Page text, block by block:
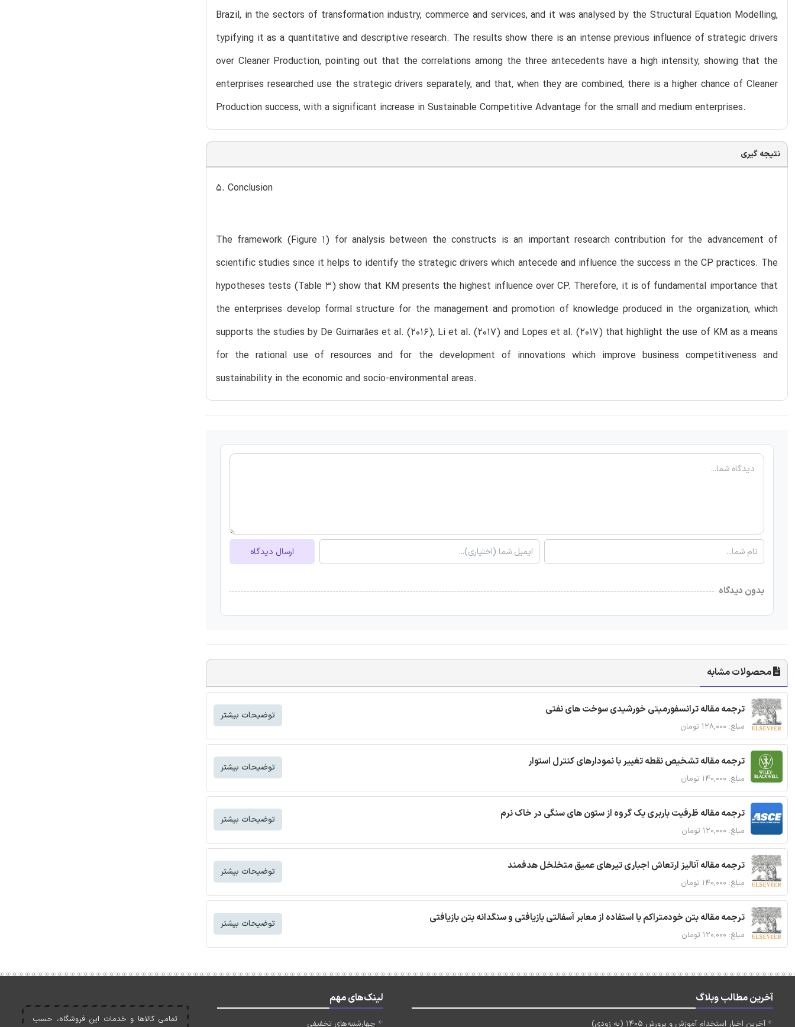
Brazil, in the sectors of transformation industry, commerce and services, and it was analysed by the Structural Equation Modelling,
typifying it as a quantitative and descriptive research. The results show there is an intense previous influence of strategic drivers
over Cleaner Production, pointing out that the correlations among the three antecedents have a high intensity, showing that the
enterprises researched use the strategic drivers separately, and that, when they are combined, there is a higher chance of Cleaner
Production success, with a significant increase in Sustainable Competitive Advantage for the small and medium enterprises.
نتیجه گیری
5. Conclusion
The framework (Figure 1) for analysis between the constructs is an important research contribution for the advancement of
scientific studies since it helps to identify the strategic drivers which antecede and influence the success in the CP practices. The
hypotheses tests (Table 3) show that KM presents the highest influence over CP. Therefore, it is of fundamental importance that
the enterprises develop formal structure for the management and promotion of knowledge produced in the organization, which
supports the studies by De Guimarães et al. (2016), Li et al. (2017) and Lopes et al. (2017) that highlight the use of KM as a means
for the rational use of resources and for the development of innovations which improve business competitiveness and
sustainability in the economic and socio-environmental areas.
ارسال دیدگاه
بدون دیدگاه
محصولات مشابه
ترجمه مقاله ترانسفورمیتی خورشیدی سوخت های نفتی
مبلغ: ۱۲۸,۰۰۰ تومان
توضیحات بیشتر
ترجمه مقاله تشخیص نقطه تغییر با نمودارهای کنترل استوار
مبلغ: ۱۴۰,۰۰۰ تومان
توضیحات بیشتر
ترجمه مقاله ظرفیت باربری یک گروه از ستون های سنگی در خاک نرم
مبلغ: ۱۲۰,۰۰۰ تومان
توضیحات بیشتر
ترجمه مقاله آنالیز ارتعاش اجباری تیرهای عمیق متخلخل هدفمند
مبلغ: ۱۴۰,۰۰۰ تومان
توضیحات بیشتر
ترجمه مقاله بتن خودمتراکم با استفاده از معابر آسفالتی بازیافتی و سنگدانه بتن بازیافتی
مبلغ: ۱۲۰,۰۰۰ تومان
توضیحات بیشتر
آخرین مطالب وبلاگ
آخرین اخبار استخدام آموزش و پرورش 1405 (به زودی)
لینک‌های مهم
چهارشنبه‌های تخفیفی
تمامی کالاها و خدمات اين فروشگاه، حسب